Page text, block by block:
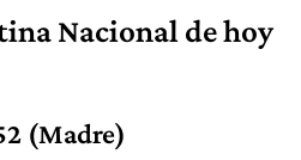
Nacional de hoy
(Madre)